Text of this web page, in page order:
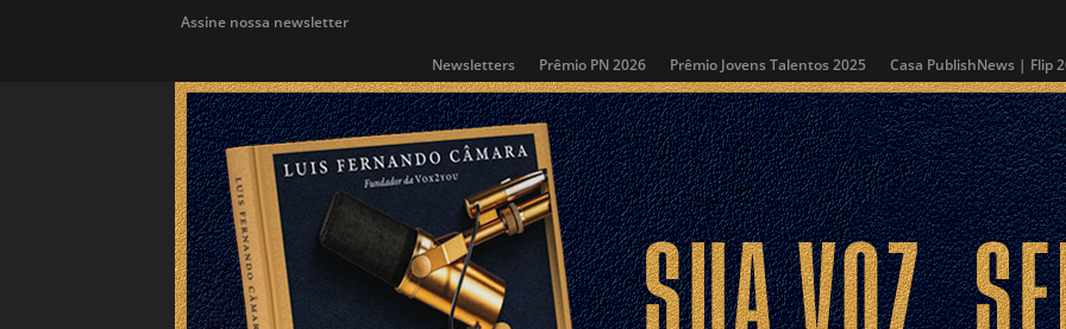
Assine nossa newsletter
Newsletters Prêmio PN 2026 Prêmio Jovens Talentos 2025 Casa PublishNews | Flip